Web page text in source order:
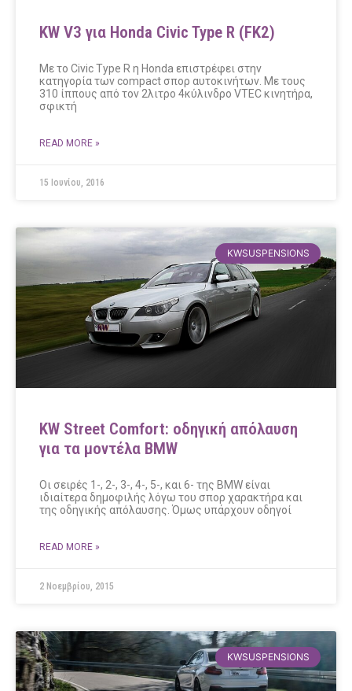
KW V3 για Honda Civic Type R (FK2)
Με το Civic Type R η Honda επιστρέφει στην
κατηγορία των compact σπορ αυτοκινήτων. Με τους
310 ίππους από τον 2λιτρο 4κύλινδρο VTEC κινητήρα,
σφικτή
READ MORE »
15 Ιουνίου, 2016
KWSUSPENSIONS
KW Street Comfort: οδηγική απόλαυση
για τα μοντέλα BMW
Οι σειρές 1-, 2-, 3-, 4-, 5-, και 6- της BMW είναι
ιδιαίτερα δημοφιλής λόγω του σπορ χαρακτήρα και
της οδηγικής απόλαυσης. Όμως υπάρχουν οδηγοί
READ MORE »
2 Νοεμβρίου, 2015
KWSUSPENSIONS